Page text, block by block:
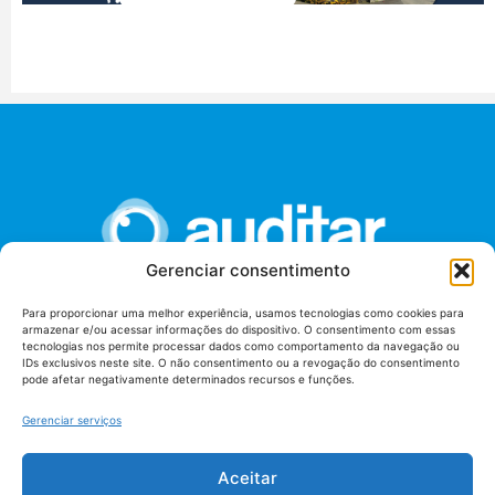
Gerenciar consentimento
Para proporcionar uma melhor experiência, usamos tecnologias como cookies para
armazenar e/ou acessar informações do dispositivo. O consentimento com essas
tecnologias nos permite processar dados como comportamento da navegação ou
IDs exclusivos neste site. O não consentimento ou a revogação do consentimento
pode afetar negativamente determinados recursos e funções.
Gerenciar serviços
Aceitar
União dos Auditores Federais de Controle Externo -
AUDITAR
Setor de Administração Federal Sul (SAF/Sul), Qd. 04, Lt. 01
Tribunal de Contas da União (TCU), Subsolo, Sala S04
Telefone: (61)3527-7292